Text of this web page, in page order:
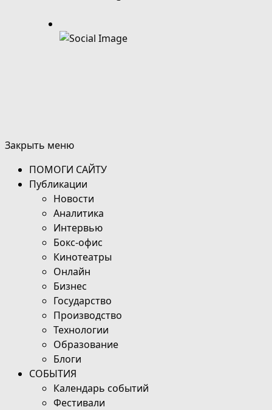
Закрыть меню
ПОМОГИ САЙТУ
Публикации
Новости
Аналитика
Интервью
Бокс-офис
Кинотеатры
Онлайн
Бизнес
Государство
Производство
Технологии
Образование
Блоги
СОБЫТИЯ
Календарь событий
Фестивали